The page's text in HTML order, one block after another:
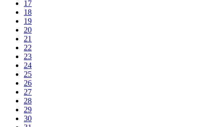
17
18
19
20
21
22
23
24
25
26
27
28
29
30